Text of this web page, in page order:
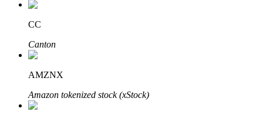
CC
Canton
AMZNX
Amazon tokenized stock (xStock)